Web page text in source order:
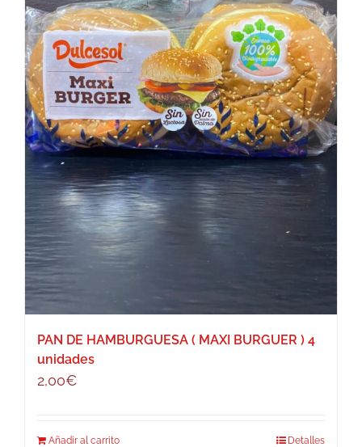
PAN DE HAMBURGUESA ( MAXI BURGUER ) 4
unidades
2,00€
Añadir al carrito Detalles